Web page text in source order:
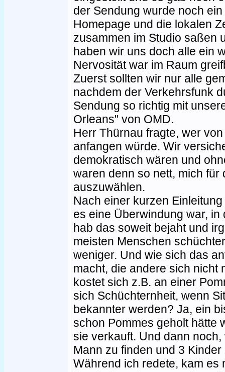
der Sendung wurde noch
Homepage und die lokalen
zusammen im Studio saßen
haben wir uns doch alle ein
Nervosität war im Raum
Zuerst sollten wir nur alle
nachdem der Verkehrsfunk
Sendung so richtig mit
Orleans" von OMD.
Herr Thürnau fragte, wer
anfangen würde. Wir
demokratisch wären und
waren denn so nett, mich
auszuwählen.
Nach einer kurzen
es eine Überwindung war,
hab das soweit bejaht und
meisten Menschen
weniger. Und wie sich das
macht, die andere sich nicht
kostet sich z.B. an einer
sich Schüchternheit, wenn
bekannter werden? Ja, ein
schon Pommes geholt hätte
sie verkauft. Und dann
Mann zu finden und 3
Während ich redete, kam es